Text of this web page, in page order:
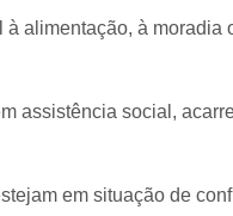
à alimentação, à moradia
assistência social,
em situação de